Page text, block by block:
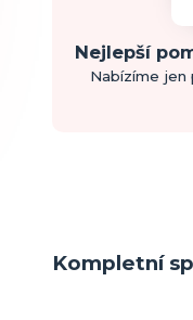
Nejlepší
Nabízíme
Kompletní